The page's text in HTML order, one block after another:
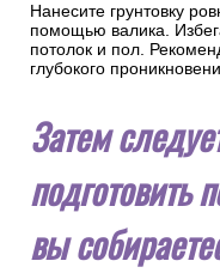
Нанесите грунтовку
помощью валика.
потолок и пол.
глубокого
Затем
подготовить
вы